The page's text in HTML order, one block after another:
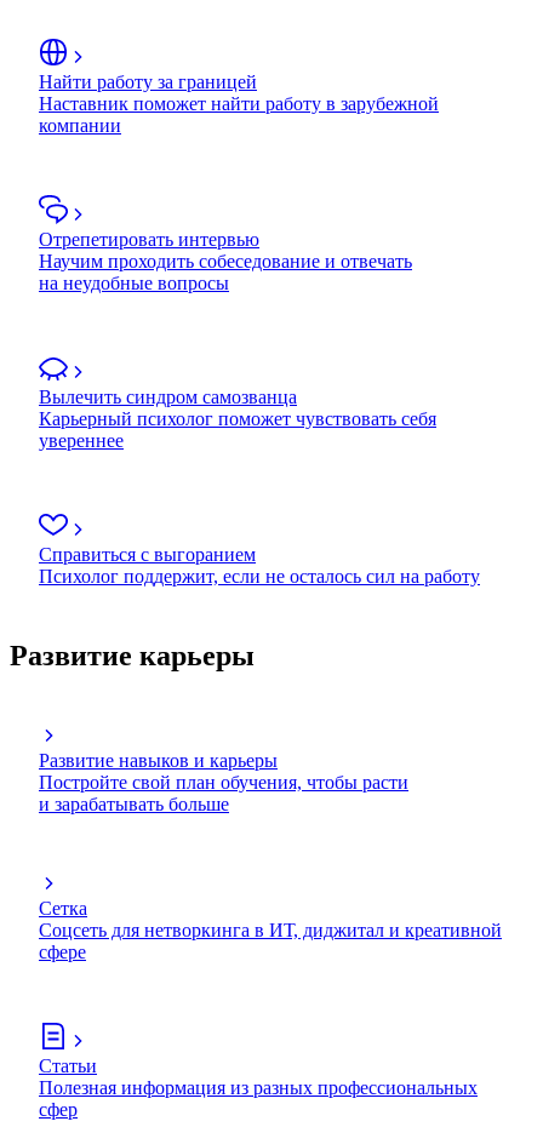
Найти работу за границей
Наставник поможет найти работу в зарубежной
компании
Отрепетировать интервью
Научим проходить собеседование и отвечать
на неудобные вопросы
Вылечить синдром самозванца
Карьерный психолог поможет чувствовать себя
увереннее
Справиться с выгоранием
Психолог поддержит, если не осталось сил на работу
Развитие карьеры
Развитие навыков и карьеры
Постройте свой план обучения, чтобы расти
и зарабатывать больше
Сетка
Соцсеть для нетворкинга в ИТ, диджитал и креативной
сфере
Статьи
Полезная информация из разных профессиональных
сфер